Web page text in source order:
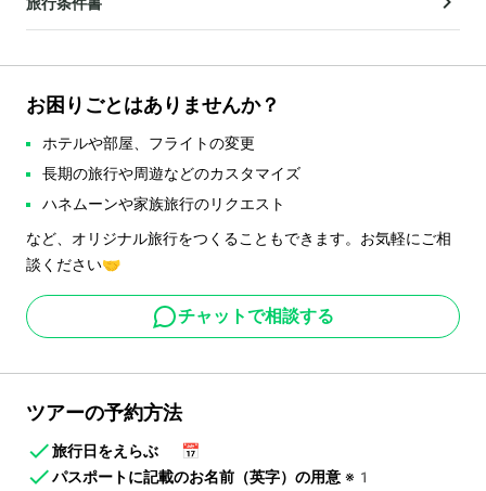
お困りごとはありませんか？
ホテルや部屋、フライトの変更
長期の旅行や周遊などのカスタマイズ
ハネムーンや家族旅行のリクエスト
など、オリジナル旅行をつくることもできます。お気軽にご相
談ください🤝
チャットで相談する
ツアーの予約方法
旅行日をえらぶ
📅
パスポートに記載のお名前（英字）の用意 ※1